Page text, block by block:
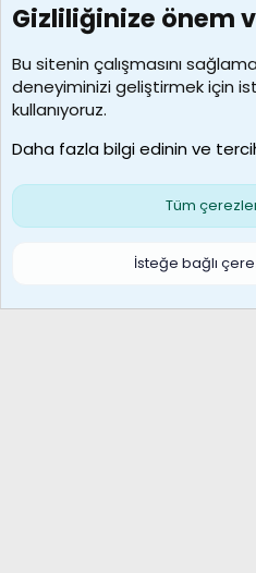
7388
Kullanıcılar
borabekirogluu
Son üye
Çerezler
S
Gizliliğinize önem
Bu sitenin çalışmasını
deneyiminizi geliştirmek için
kullanıyoruz.
Daha fazla bilgi edinin ve
Tüm
İsteğe bağlı